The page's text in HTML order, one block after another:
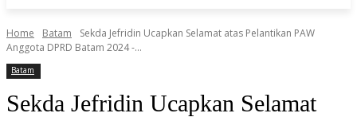
Home Batam
Sekda Jefridin Ucapkan Selamat atas Pelantikan PAW
Anggota DPRD Batam 2024 -...
Batam
Sekda Jefridin Ucapkan Selamat